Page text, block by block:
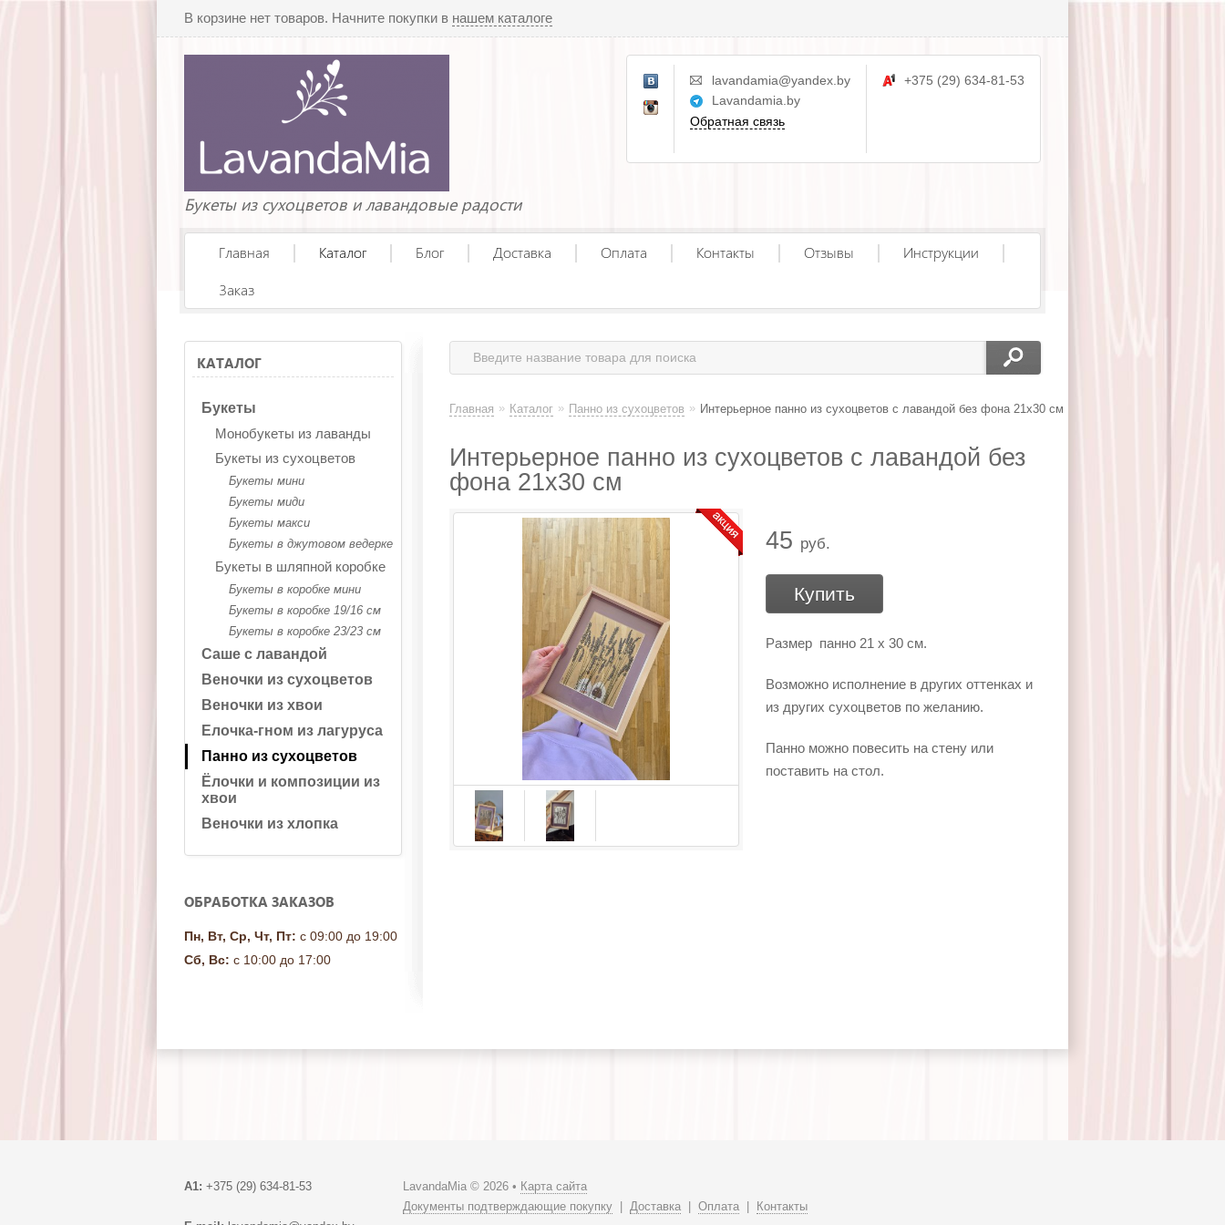
В корзине нет товаров. Начните покупки в нашем каталоге
Букеты из сухоцветов и лавандовые радости
lavandamia@yandex.by
Lavandamia.by
Обратная связь
+375 (29) 634-81-53
Главная Каталог Блог Доставка Оплата Контакты Отзывы
Инструкции
Заказ
КАТАЛОГ
Букеты
Монобукеты из лаванды
Букеты из сухоцветов
Букеты мини
Букеты миди
Букеты макси
Букеты в джутовом ведерке
Букеты в шляпной коробке
Букеты в коробке мини
Букеты в коробке 19/16 см
Букеты в коробке 23/23 см
Саше с лавандой
Веночки из сухоцветов
Веночки из хвои
Елочка-гном из лагуруса
Панно из сухоцветов
Ёлочки и композиции из
хвои
Веночки из хлопка
ОБРАБОТКА ЗАКАЗОВ
Пн, Вт, Ср, Чт, Пт: с 09:00 до 19:00
Сб, Вс: с 10:00 до 17:00
Главная » Каталог » Панно из сухоцветов » Интерьерное панно из сухоцветов с лавандой без фона 21х30 см
Интерьерное панно из сухоцветов с лавандой без
фона 21х30 см
45 руб.
Купить
Размер панно 21 х 30 см.
Возможно исполнение в других оттенках и
из других сухоцветов по желанию.
Панно можно повесить на стену или
поставить на стол.
A1: +375 (29) 634-81-53 LavandaMia © 2026 • Карта сайта
Документы подтверждающие покупку
Доставка Оплата Контакты